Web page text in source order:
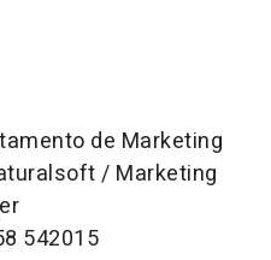
de Marketing
/ Marketing
542015